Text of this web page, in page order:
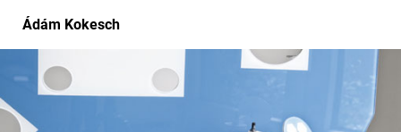
Ádám Kokesch